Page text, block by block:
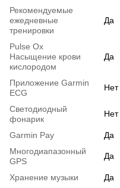
Рекомендуемые
ежедневные
тренировки
Да
Pulse Ox
Насыщение крови
кислородом
Да
Приложение Garmin
ECG
Нет
Светодиодный
фонарик
Нет
Garmin Pay
Да
Многодиапазонный
GPS
Да
Хранение музыки
Да